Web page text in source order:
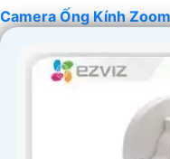
Camera Ống Kính